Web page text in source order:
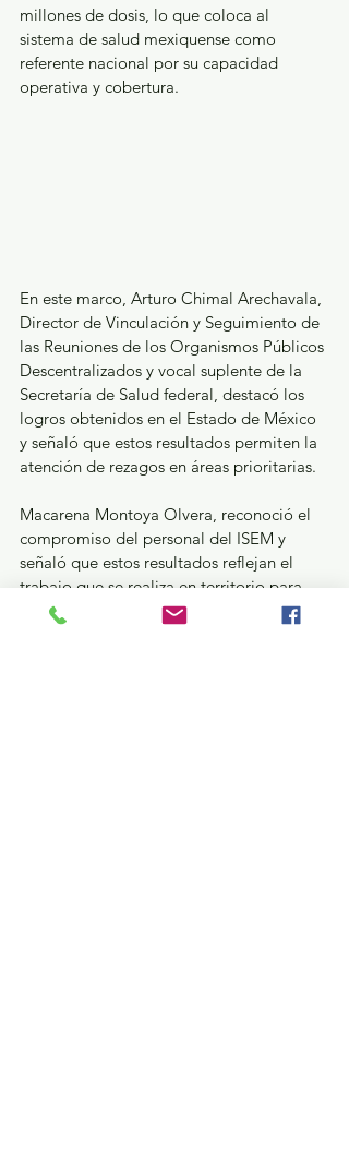
millones de dosis, lo que coloca al
sistema de salud mexiquense como
referente nacional por su capacidad
operativa y cobertura.
En este marco, Arturo Chimal Arechavala,
Director de Vinculación y Seguimiento de
las Reuniones de los Organismos Públicos
Descentralizados y vocal suplente de la
Secretaría de Salud federal, destacó los
logros obtenidos en el Estado de México
y señaló que estos resultados permiten la
atención de rezagos en áreas prioritarias.
Macarena Montoya Olvera, reconoció el
compromiso del personal del ISEM y
señaló que estos resultados reflejan el
trabajo que se realiza en territorio para
garantizar atención médica y servicios de